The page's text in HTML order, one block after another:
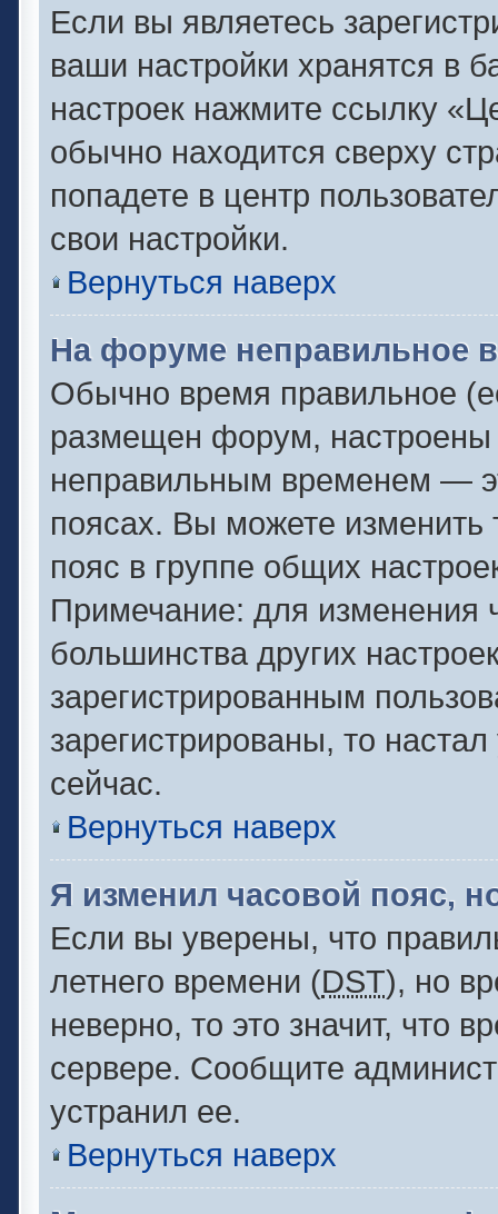
Если вы являетесь
ваши настройки хранятся в
настроек нажмите ссылку
обычно находится сверху
попадете в центр
свои настройки.
Вернуться наверх
На форуме неправильное
Обычно время правильное
размещен форум, настроены
неправильным временем —
поясах. Вы можете изменить
пояс в группе общих
Примечание: для изменения
большинства других
зарегистрированным
зарегистрированы, то
сейчас.
Вернуться наверх
Я изменил часовой пояс,
Если вы уверены, что
летнего времени (DST), но
неверно, то это значит, что
сервере. Сообщите
устранил ее.
Вернуться наверх